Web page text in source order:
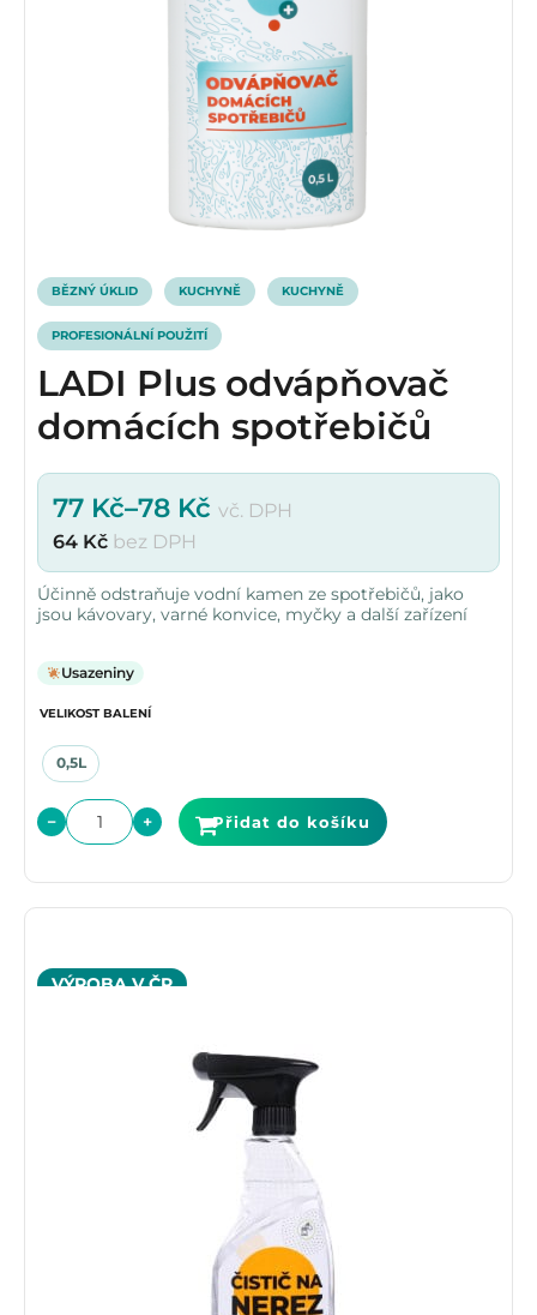
BĚZNÝ ÚKLID KUCHYNĚ KUCHYNĚ
PROFESIONÁLNÍ POUŽITÍ
LADI Plus odvápňovač
domácích spotřebičů
77 Kč–78 Kč vč. DPH
64 Kč bez DPH
Účinně odstraňuje vodní kamen ze spotřebičů, jako
jsou kávovary, varné konvice, myčky a další zařízení
Usazeniny
VELIKOST BALENÍ
0,5L
− + Přidat do košíku
VÝROBA V ČR